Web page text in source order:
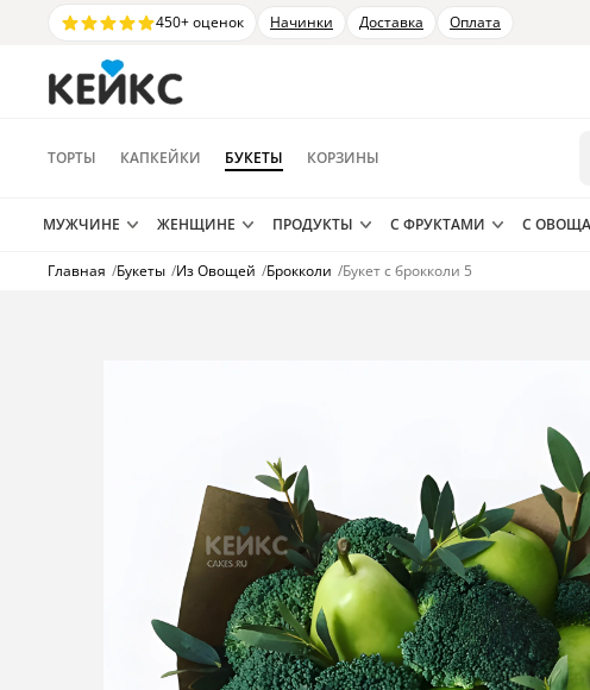
450+ оценок Начинки Доставка Оплата
ТОРТЫ КАПКЕЙКИ БУКЕТЫ КОРЗИНЫ
МУЖЧИНЕ ЖЕНЩИНЕ ПРОДУКТЫ С ФРУКТАМИ С
Главная /Букеты /Из Овощей /Брокколи /Букет с брокколи 5